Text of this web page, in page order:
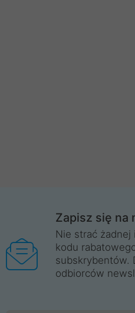
Zapisz się na
Nie strać żadnej
kodu
subskrybentów.
odbiorców